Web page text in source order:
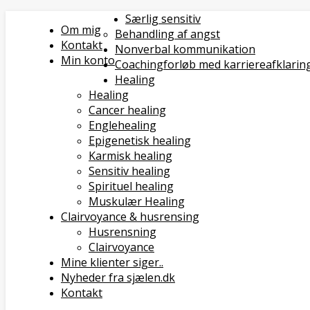
Om mig
Kontakt
Min konto
Særlig sensitiv
Behandling af angst
Nonverbal kommunikation
Coachingforløb med
Healing
Healing
Cancer healing
Englehealing
Epigenetisk healing
Karmisk healing
Sensitiv healing
Spirituel healing
Muskulær Healing
Clairvoyance & husrensing
Husrensning
Clairvoyance
Mine klienter siger..
Nyheder fra sjælen.dk
Kontakt